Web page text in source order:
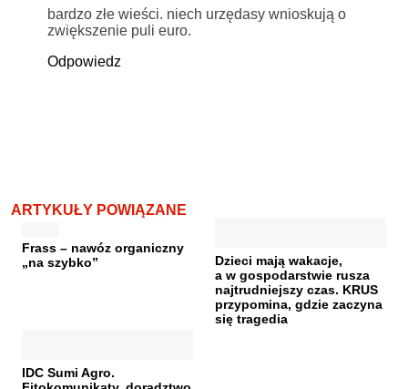
bardzo złe wieści. niech urzędasy wnioskują o
zwiększenie puli euro.
Odpowiedz
ARTYKUŁY POWIĄZANE
Frass – nawóz organiczny
„na szybko”
Dzieci mają wakacje,
a w gospodarstwie rusza
najtrudniejszy czas. KRUS
przypomina, gdzie zaczyna
się tragedia
IDC Sumi Agro.